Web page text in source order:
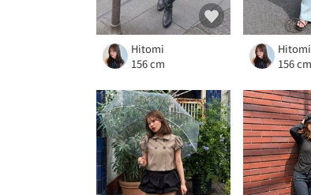
Hitomi
156 cm
Hitomi
156 cm